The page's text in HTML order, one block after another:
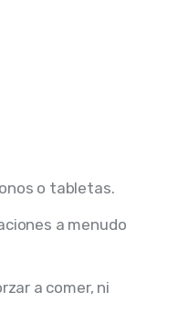
o tabletas.
a menudo
a comer, ni